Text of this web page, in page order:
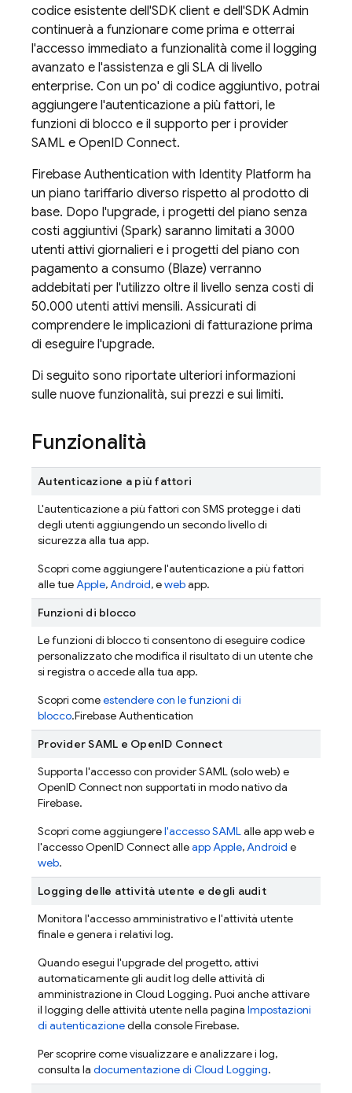
codice esistente dell'SDK client e dell'SDK Admin
continuerà a funzionare come prima e otterrai
l'accesso immediato a funzionalità come il logging
avanzato e l'assistenza e gli SLA di livello
enterprise. Con un po' di codice aggiuntivo, potrai
aggiungere l'autenticazione a più fattori, le
funzioni di blocco e il supporto per i provider
SAML e OpenID Connect.
Firebase Authentication with Identity Platform ha
un piano tariffario diverso rispetto al prodotto di
base. Dopo l'upgrade, i progetti del piano senza
costi aggiuntivi (Spark) saranno limitati a 3000
utenti attivi giornalieri e i progetti del piano con
pagamento a consumo (Blaze) verranno
addebitati per l'utilizzo oltre il livello senza costi di
50.000 utenti attivi mensili. Assicurati di
comprendere le implicazioni di fatturazione prima
di eseguire l'upgrade.
Di seguito sono riportate ulteriori informazioni
sulle nuove funzionalità, sui prezzi e sui limiti.
Funzionalità
Autenticazione a più fattori
L'autenticazione a più fattori con SMS protegge i dati
degli utenti aggiungendo un secondo livello di
sicurezza alla tua app.
Scopri come aggiungere l'autenticazione a più fattori
alle tueApple,Android, ewebapp.
Funzioni di blocco
Le funzioni di blocco ti consentono di eseguire codice
personalizzato che modifica il risultato di un utente che
si registra o accede alla tua app.
Scopri comeestendere con le funzioni di
blocco.Firebase Authentication
Provider SAML e OpenID Connect
Supporta l'accesso con provider SAML (solo web) e
OpenID Connect non supportati in modo nativo da
Firebase.
Scopri come aggiungerel'accesso SAMLalle app web e
l'accesso OpenID Connect alleapp Apple,Android e
web.
Logging delle attività utente e degli audit
Monitora l'accesso amministrativo e l'attività utente
finale e genera i relativi log.
Quando esegui l'upgrade del progetto, attivi
automaticamente gli audit log delle attività di
amministrazione in Cloud Logging. Puoi anche attivare
il logging delle attività utente nella pagina Impostazioni
di autenticazionedella consoleFirebase.
Per scoprire come visualizzare e analizzare i log,
consulta la documentazione di Cloud Logging.